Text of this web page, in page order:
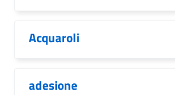
Acquaroli
adesione